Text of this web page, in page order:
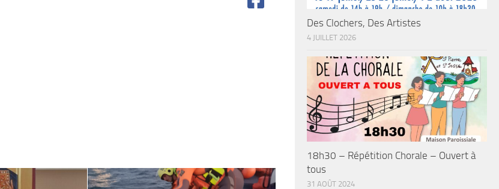
Des Clochers, Des Artistes
4 JUILLET 2026
18h30 – Répétition Chorale – Ouvert à
tous
31 AOÛT 2024